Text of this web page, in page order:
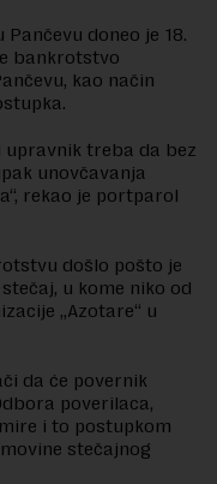
doneo je 18.
bankrotstvo
kao način
upravnik treba da bez
unovčavanja
rekao je portparol
došlo pošto je
u kome niko od
„Azotare“ u
da će povernik
poverilaca,
i to postupkom
stečajnog